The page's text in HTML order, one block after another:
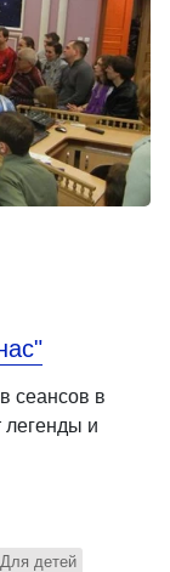
сеансов в
легенды и
Для детей